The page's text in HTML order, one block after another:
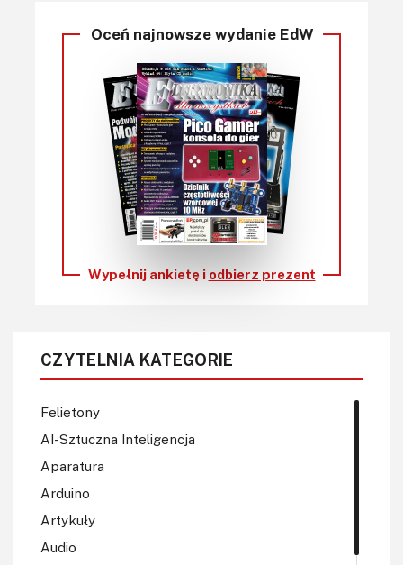
Oceń najnowsze wydanie EdW
Wypełnij ankietę i odbierz prezent
CZYTELNIA KATEGORIE
Felietony
AI-Sztuczna Inteligencja
Aparatura
Arduino
Artykuły
Audio